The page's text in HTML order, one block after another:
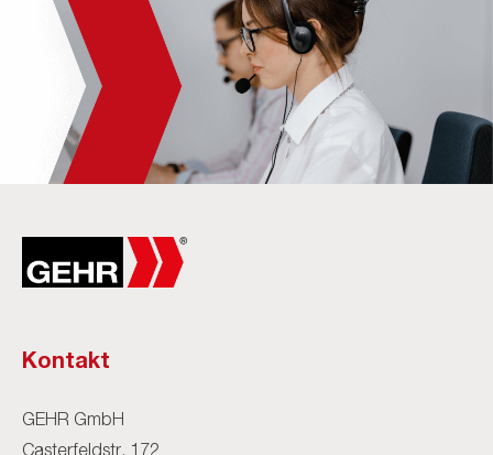
Kontakt
GEHR GmbH
Casterfeldstr. 172